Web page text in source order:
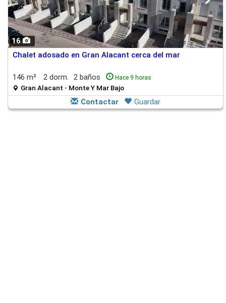
16
Chalet adosado en Gran Alacant cerca del mar
146 m² 2 dorm. 2 baños Hace 9 horas
Gran Alacant - Monte Y Mar Bajo
Contactar Guardar